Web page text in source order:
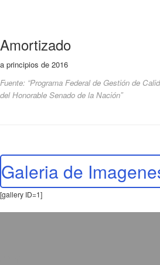
Amortizado
a principios de 2016
Fuente: “Programa Federal de Gestión de
del Honorable Senado de la Nación”
Galeria de
[gallery ID=1]